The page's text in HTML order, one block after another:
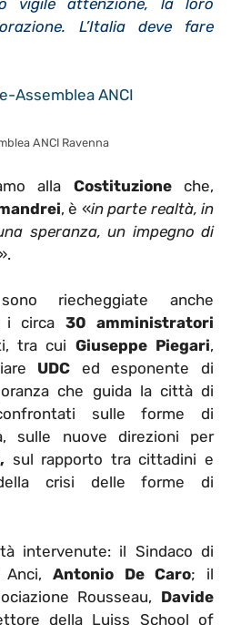
L’Italia deve fare
ANCI Ravenna
alla Costituzioneche,
, è «in parte realtà, in
speranza, un impegno di
».
riecheggiate anche
i circa 30 amministratori
tra cui Giuseppe Piegari,
UDC ed esponente di
che guida la città di
sulle forme di
sulle nuove direzioni per
sul rapporto tra cittadini e
crisi delle forme di
intervenute: il Sindaco di
Antonio De Caro; il
Rousseau, Davide
della Luiss School of